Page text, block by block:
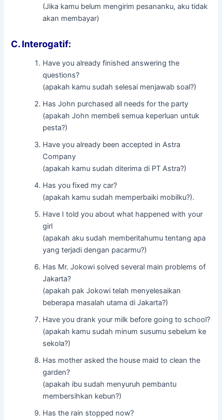
(Jika kamu belum mengirim pesananku, aku tidak
akan membayar)
C. Interogatif:
Have you already finished answering the
questions?
(apakah kamu sudah selesai menjawab soal?)
Has John purchased all needs for the party
(apakah John membeli semua keperluan untuk
pesta?)
Have you already been accepted in Astra
Company
(apakah kamu sudah diterima di PT Astra?)
Has you fixed my car?
(apakah kamu sudah memperbaiki mobilku?).
Have I told you about what happened with your
girl
(apakah aku sudah memberitahumu tentang apa
yang terjadi dengan pacarmu?)
Has Mr. Jokowi solved several main problems of
Jakarta?
(apakah pak Jokowi telah menyelesaikan
beberapa masalah utama di Jakarta?)
Have you drank your milk before going to school?
(apakah kamu sudah minum susumu sebelum ke
sekola?)
Has mother asked the house maid to clean the
garden?
(apakah ibu sudah menyuruh pembantu
membersihkan kebun?)
Has the rain stopped now?